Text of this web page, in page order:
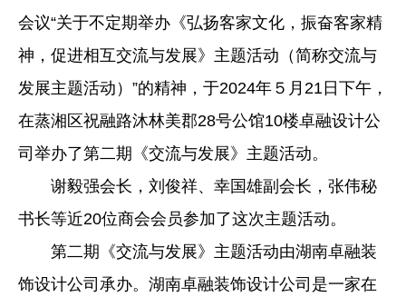
会议“关于不定期举办《弘扬客家文化，振奋客家精
神，促进相互交流与发展》主题活动（简称交流与
发展主题活动）”的精神，于2024年５月21日下午，
在蒸湘区祝融路沐林美郡28号公馆10楼卓融设计公
司举办了第二期《交流与发展》主题活动。
谢毅强会长，刘俊祥、幸国雄副会长，张伟秘
书长等近20位商会会员参加了这次主题活动。
第二期《交流与发展》主题活动由湖南卓融装
饰设计公司承办。湖南卓融装饰设计公司是一家在